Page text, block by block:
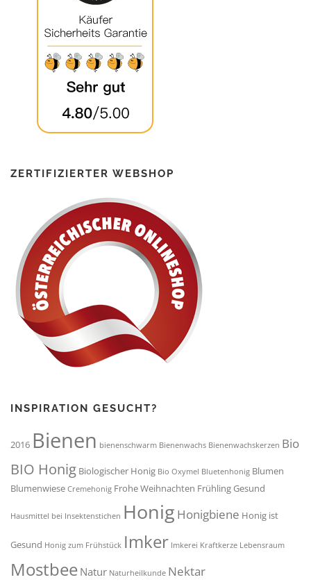
ZERTIFIZIERTER WEBSHOP
INSPIRATION GESUCHT?
2016 Bienen bienenschwarm Bienenwachs Bienenwachskerzen Bio
BIO Honig Biologischer Honig Bio Oxymel Bluetenhonig Blumen
Blumenwiese Cremehonig Frohe Weihnachten FrühlingGesund
Hausmittel bei Insektenstichen Honig Honigbiene Honig ist
Gesund Honig zum Frühstück Imker Imkerei Kraftkerze Lebensraum
MostbeeNatur Naturheilkunde Nektar